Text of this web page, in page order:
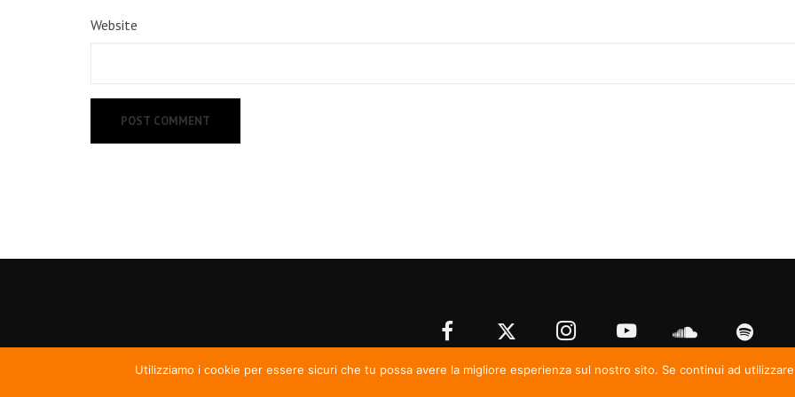
Website
© Irma Records
Utilizziamo i cookie per essere sicuri che tu possa avere la migliore esperienza sul nostro sito. Se continui ad